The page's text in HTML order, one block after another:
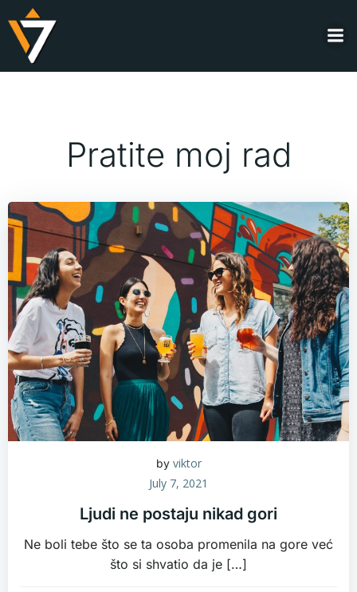
Pratite moj rad
by viktor
July 7, 2021
Ljudi ne postaju nikad gori
Ne boli tebe što se ta osoba promenila na gore već
što si shvatio da je […]